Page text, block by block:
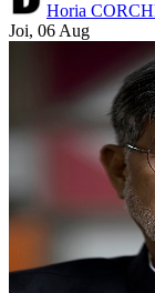
Horia
Joi, 06 Aug